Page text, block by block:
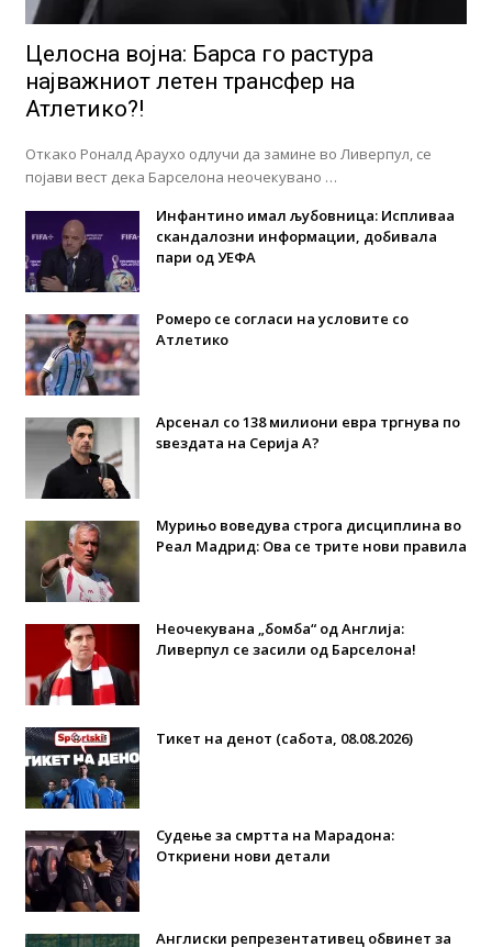
Целосна војна: Барса го растура
најважниот летен трансфер на
Атлетико?!
Откако Роналд Араухо одлучи да замине во Ливерпул, се
појави вест дека Барселона неочекувано …
Инфантино имал љубовница: Испливаа
скандалозни информации, добивала
пари од УЕФА
Ромеро се согласи на условите со
Атлетико
Арсенал со 138 милиони евра тргнува по
ѕвездата на Серија А?
Мурињо воведува строга дисциплина во
Реал Мадрид: Ова се трите нови правила
Неочекувана „бомба“ од Англија:
Ливерпул се засили од Барселона!
Тикет на денот (сабота, 08.08.2026)
Судење за смртта на Марадона:
Откриени нови детали
Англиски репрезентативец обвинет за